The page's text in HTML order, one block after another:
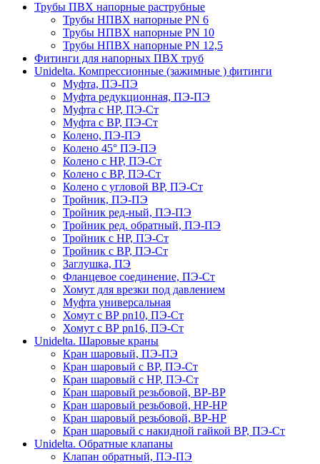
Трубы ПВХ напорные раструбные
Трубы НПВХ напорные PN 6
Трубы НПВХ напорные PN 10
Трубы НПВХ напорные PN 12,5
Фитинги для напорных ПВХ труб
Unidelta. Компрессионные (зажимные ) фитинги
Муфта, ПЭ-ПЭ
Муфта редукционная, ПЭ-ПЭ
Муфта с НР, ПЭ-Ст
Муфта с ВР, ПЭ-Ст
Колено, ПЭ-ПЭ
Колено 45° ПЭ-ПЭ
Колено с НР, ПЭ-Ст
Колено с ВР, ПЭ-Ст
Колено с угловой ВР, ПЭ-Ст
Тройник, ПЭ-ПЭ
Тройник ред-ный, ПЭ-ПЭ
Тройник ред. обратный, ПЭ-ПЭ
Тройник с НР, ПЭ-Ст
Тройник с ВР, ПЭ-Ст
Заглушка, ПЭ
Фланцевое соединение, ПЭ-Ст
Хомут для врезки под давлением
Муфта универсальная
Хомут с ВР pn10, ПЭ-Ст
Хомут с ВР pn16, ПЭ-Ст
Unidelta. Шаровые краны
Кран шаровый, ПЭ-ПЭ
Кран шаровый с ВР, ПЭ-Ст
Кран шаровый с НР, ПЭ-Ст
Кран шаровый резьбовой, ВР-ВР
Кран шаровый резьбовой, НР-НР
Кран шаровый резьбовой, ВР-НР
Кран шаровый с накидной гайкой ВР, ПЭ-Ст
Unidelta. Обратные клапаны
Клапан обратный, ПЭ-ПЭ